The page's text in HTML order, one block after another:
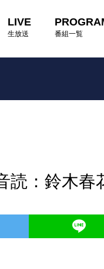
LIVE
生放送 番組一覧
読：鈴木春